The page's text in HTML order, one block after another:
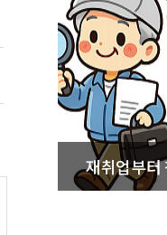
재취업부터